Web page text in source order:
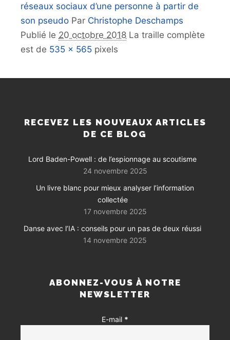
réseaux sociaux d’une personne à partir de
son pseudo Par Christophe Deschamps
Publié le 20 octobre 2018 La traille complète
est de 535 × 565 pixels
RECEVEZ LES NOUVEAUX ARTICLES
DE CE BLOG
Lord Baden-Powell : de l’espionnage au scoutisme
24 novembre 2025
Un livre blanc pour mieux analyser l’information
collectée
17 novembre 2025
Danse avec l’IA : conseils pour un pas de deux réussi
14 novembre 2025
ABONNEZ-VOUS À NOTRE
NEWSLETTER
E-mail *